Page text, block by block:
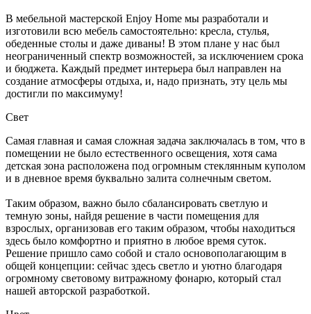
В мебельной мастерской Enjoy Home мы разработали и
изготовили всю мебель самостоятельно: кресла, стулья,
обеденные столы и даже диваны! В этом плане у нас был
неограниченный спектр возможностей, за исключением срока
и бюджета. Каждый предмет интерьера был направлен на
создание атмосферы отдыха, и, надо признать, эту цель мы
достигли по максимуму!
Свет
Самая главная и самая сложная задача заключалась в том, что в
помещении не было естественного освещения, хотя сама
детская зона расположена под огромным стеклянным куполом
и в дневное время буквально залита солнечным светом.
Таким образом, важно было сбалансировать светлую и
темную зоны, найдя решение в части помещения для
взрослых, организовав его таким образом, чтобы находиться
здесь было комфортно и приятно в любое время суток.
Решение пришло само собой и стало основополагающим в
общей концепции: сейчас здесь светло и уютно благодаря
огромному световому витражному фонарю, который стал
нашей авторской разработкой.